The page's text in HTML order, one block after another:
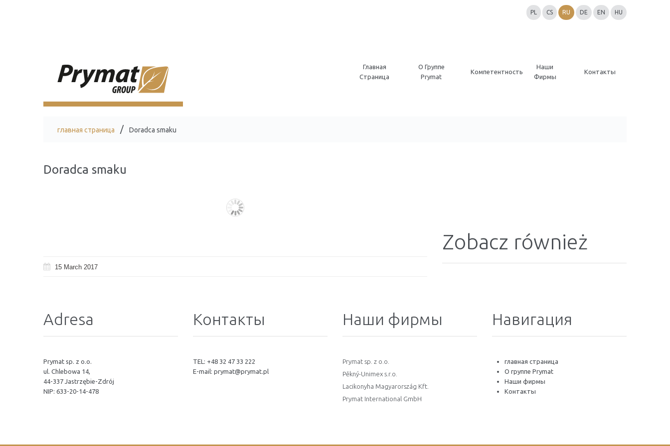
PL CS RU DE EN HU
Главная
Страница
O Группе
Prymat
Компетентность
Наши
Фирмы
Контакты
главная страница Doradca smaku
Doradca smaku
15 March 2017
Zobacz również
Adresa
Prymat sp. z o.o.
ul. Chlebowa 14,
44-337 Jastrzębie-Zdrój
NIP: 633-20-14-478
Контакты
TEL: +48 32 47 33 222
E-mail: prymat@prymat.pl
Наши фирмы
Prymat sp. z o.o.
Pěkný-Unimex s.r.o.
Lacikonyha Magyarország Kft.
Prymat International GmbH
Навигация
главная страница
O группе Prymat
Наши фирмы
Контакты